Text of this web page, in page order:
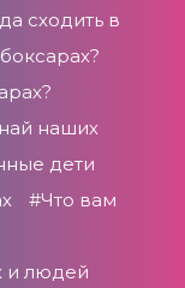
сходить в
наших
дети
#Что вам
и людей